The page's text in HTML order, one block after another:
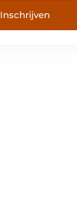
Inschrijven